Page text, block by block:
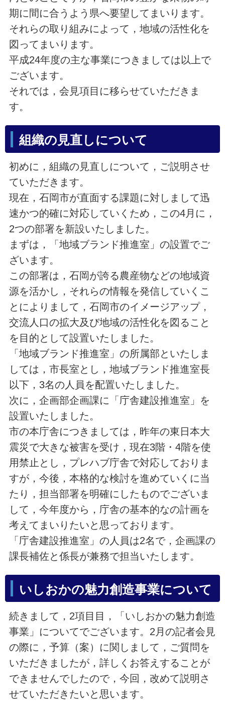
期に間に合うよう県へ要望してまいります。
それらの取り組みによって，地域の活性化を
図ってまいります。
平成24年度の主な事業につきましては以上で
ございます。
それでは，会見項目に移らせていただきま
す。
組織の見直しについて
初めに，組織の見直しについて，ご説明させ
ていただきます。
現在，石岡市が直面する課題に対しまして迅
速かつ的確に対応していくため，この4月に，
2つの部署を新設いたしました。
まずは，「地域ブランド推進室」の設置でご
ざいます。
この部署は，石岡が誇る農産物などの地域資
源を活かし，それらの情報を発信していくこ
とによりまして，石岡市のイメージアップ，
交流人口の拡大及び地域の活性化を図ること
を目的として設置いたしました。
「地域ブランド推進室」の所属部といたしま
しては，市長室とし，地域ブランド推進室長
以下，3名の人員を配置いたしました。
次に，企画部企画課に「庁舎建設推進室」を
設置いたしました。
市の本庁舎につきましては，昨年の東日本大
震災で大きな被害を受け，現在3階・4階を使
用禁止とし，プレハブ庁舎で対応しておりま
すが，今後，本格的な検討を進めていくに当
たり，担当部署を明確にしたものでございま
して，今年度から，庁舎の基本的なの計画を
考えてまいりたいと思っております。
「庁舎建設推進室」の人員は2名で，企画課の
課長補佐と係長が兼務で担当いたします。
いしおかの魅力創造事業について
続きまして，2項目目，「いしおかの魅力創造
事業」についてでございます。2月の記者会見
の際に，予算（案）に関しまして，ご質問を
いただきましたが，詳しくお答えすることが
できませんでしたので，今回，改めて説明さ
せていただきたいと思います。